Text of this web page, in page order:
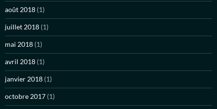
août 2018 (1)
juillet 2018 (1)
mai 2018 (1)
avril 2018 (1)
janvier 2018 (1)
octobre 2017 (1)